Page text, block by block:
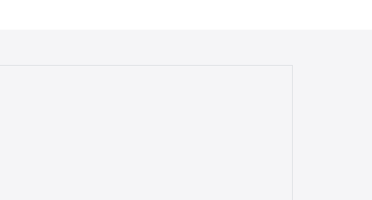
отзывчивые и опытные. Особенно